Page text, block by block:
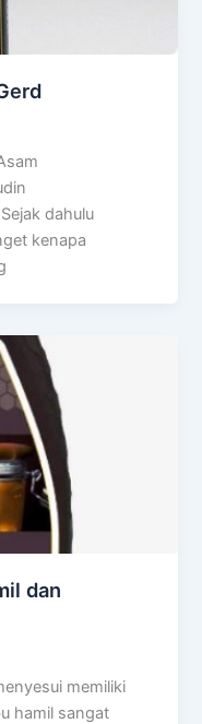
dahulu
kenapa
dan
memiliki
hamil sangat